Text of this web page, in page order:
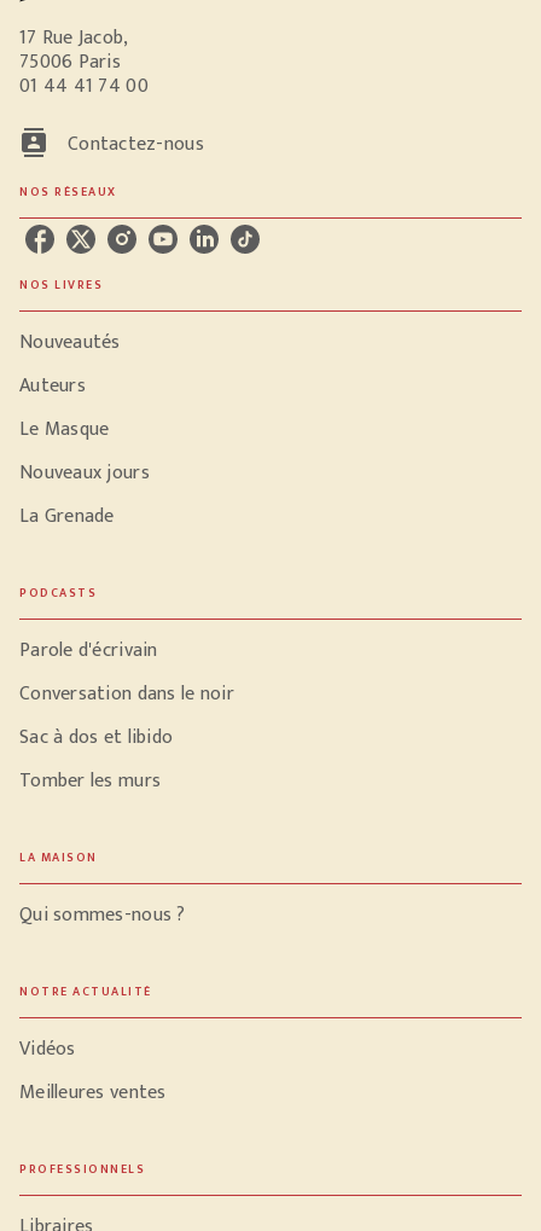
17 Rue Jacob,
75006 Paris
01 44 41 74 00
contacts Contactez-nous
NOS RÉSEAUX
NOS LIVRES
Nouveautés
Auteurs
Le Masque
Nouveaux jours
La Grenade
PODCASTS
Parole d'écrivain
Conversation dans le noir
Sac à dos et libido
Tomber les murs
LA MAISON
Qui sommes-nous ?
NOTRE ACTUALITÉ
Vidéos
Meilleures ventes
PROFESSIONNELS